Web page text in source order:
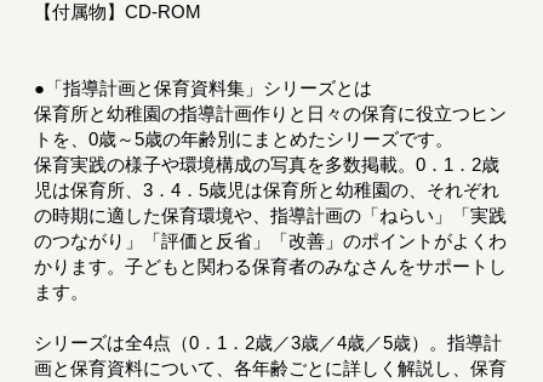
【付属物】CD-ROM
●「指導計画と保育資料集」シリーズとは
保育所と幼稚園の指導計画作りと日々の保育に役立つヒン
トを、0歳～5歳の年齢別にまとめたシリーズです。
保育実践の様子や環境構成の写真を多数掲載。0．1．2歳
児は保育所、3．4．5歳児は保育所と幼稚園の、それぞれ
の時期に適した保育環境や、指導計画の「ねらい」「実践
のつながり」「評価と反省」「改善」のポイントがよくわ
かります。子どもと関わる保育者のみなさんをサポートし
ます。
シリーズは全4点（0．1．2歳／3歳／4歳／5歳）。指導計
画と保育資料について、各年齢ごとに詳しく解説し、保育